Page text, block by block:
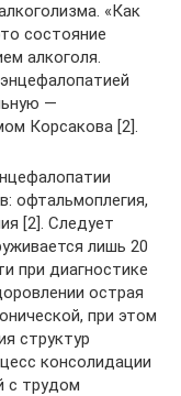
«Как
состояние
алкоголя.
—
Корсакова [2].
офтальмоплегия,
[2]. Следует
лишь 20
при диагностике
острая
при этом
структур
консолидации
с трудом